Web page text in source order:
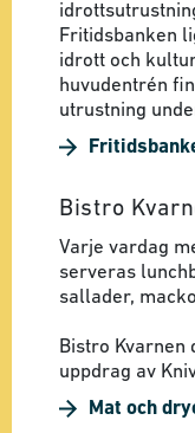
Fritidsbanken
idrott och
huvudentrén
utrustning
Bistro
Varje vardag
serveras
sallader,
Bistro Kvarnen
uppdrag av
Mat och